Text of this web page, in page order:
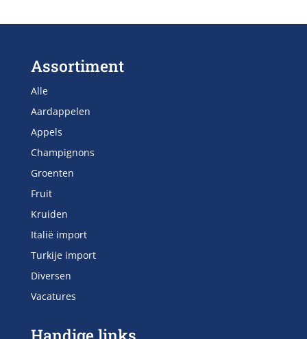
Assortiment
Alle
Aardappelen
Appels
Champignons
Groenten
Fruit
Kruiden
Italië import
Turkije import
Diversen
Vacatures